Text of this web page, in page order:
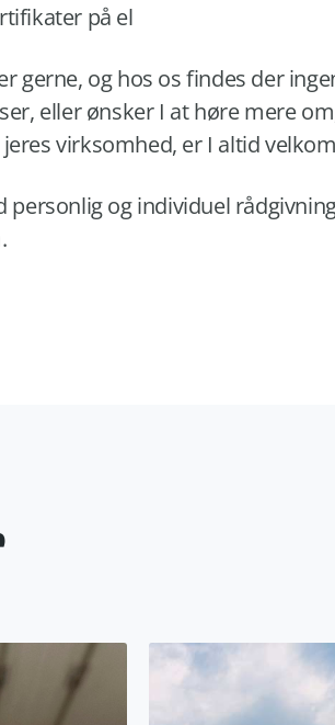
på el
gerne, og hos os findes der
eller ønsker I at høre mere
virksomhed, er I altid
personlig og individuel